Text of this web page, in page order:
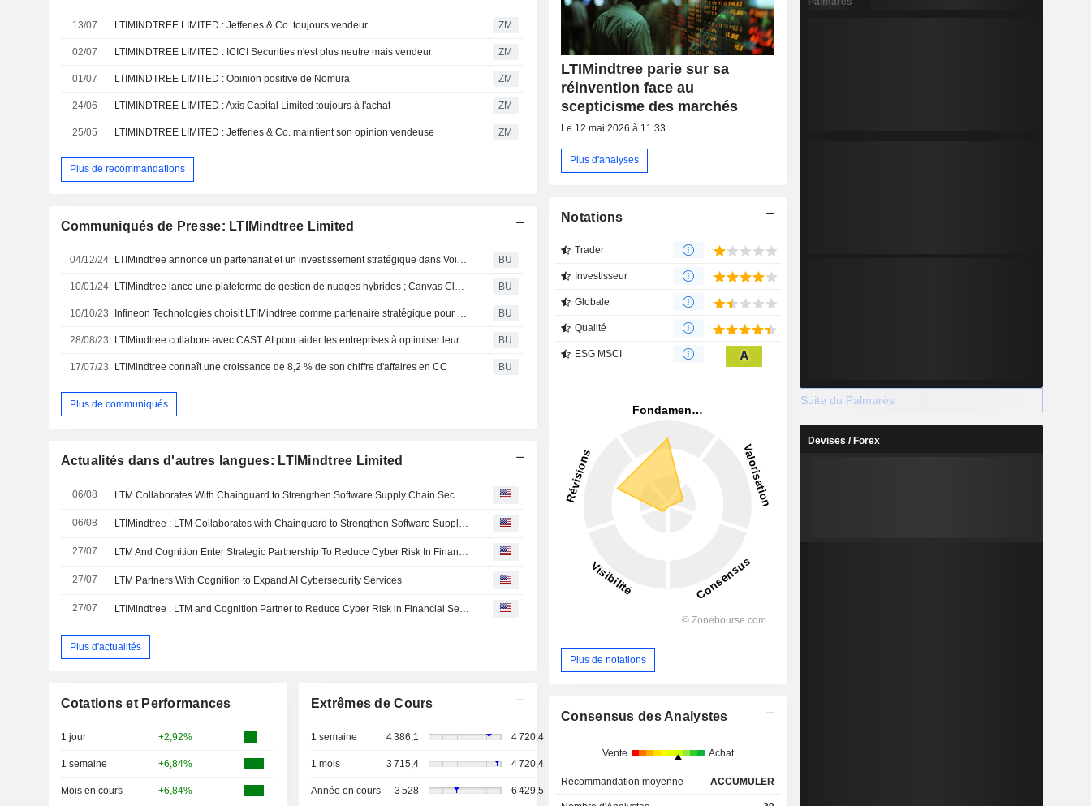
13/07 LTIMINDTREE LIMITED : Jefferies & Co. toujours vendeur ZM
02/07 LTIMINDTREE LIMITED : ICICI Securities n'est plus neutre mais vendeur ZM
01/07 LTIMINDTREE LIMITED : Opinion positive de Nomura ZM
24/06 LTIMINDTREE LIMITED : Axis Capital Limited toujours à l'achat ZM
25/05 LTIMINDTREE LIMITED : Jefferies & Co. maintient son opinion vendeuse ZM
Plus de recommandations
Communiqués de Presse: LTIMindtree Limited
04/12/24 LTIMindtree annonce un partenariat et un investissement stratégique dans Voicing.AI, une solution d’IA agentique pour les processus d’engagement des clients BU
10/01/24 LTIMindtree lance une plateforme de gestion de nuages hybrides ; Canvas CloudXperienz BU
10/10/23 Infineon Technologies choisit LTIMindtree comme partenaire stratégique pour sa transformation SAP BU
28/08/23 LTIMindtree collabore avec CAST AI pour aider les entreprises à optimiser leurs investissements dans le cloud BU
17/07/23 LTIMindtree connaît une croissance de 8,2 % de son chiffre d'affaires en CC BU
Plus de communiqués
Actualités dans d'autres langues: LTIMindtree Limited
06/08 LTM Collaborates With Chainguard to Strengthen Software Supply Chain Security
06/08 LTIMindtree : LTM Collaborates with Chainguard to Strengthen Software Supply Chain Security through BlueVerse™ RightLogic
27/07 LTM And Cognition Enter Strategic Partnership To Reduce Cyber Risk In Financial Services With Devin
27/07 LTM Partners With Cognition to Expand AI Cybersecurity Services
27/07 LTIMindtree : LTM and Cognition Partner to Reduce Cyber Risk in Financial Services with Devin
Plus d'actualités
Cotations et Performances
1 jour +2,92%
1 semaine +6,84%
Mois en cours +6,84%
Extrêmes de Cours
1 semaine 4 386,1 4 720,4
1 mois 3 715,4 4 720,4
Année en cours 3 528 6 429,5
LTIMindtree parie sur sa
réinvention face au
scepticisme des marchés
Le 12 mai 2026 à 11:33
Plus d'analyses
Notations
Trader
Investisseur
Globale
Qualité
ESG MSCI A
Plus de notations
Consensus des Analystes
Vente Achat
Recommandation moyenne ACCUMULER
Suite du Palmarès
Devises / Forex